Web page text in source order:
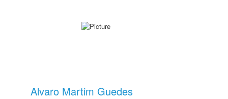
Alvaro Martim Guedes